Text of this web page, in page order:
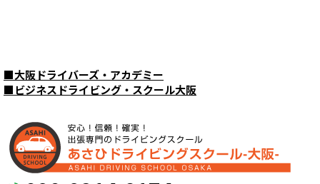
■大阪ドライバーズ・アカデミー
■ビジネスドライビング・スクール大阪